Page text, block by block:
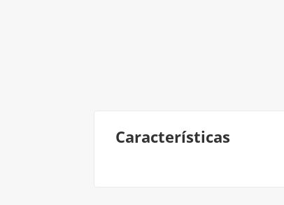
Características